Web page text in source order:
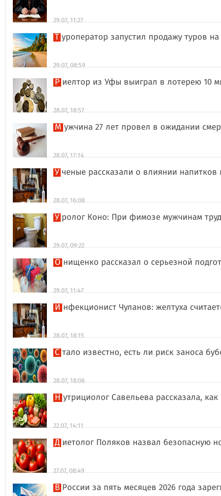
29.07, 11:27
Туроператор запустил продажу туров
29.07, 08:59
Риелтор из Уфы выиграл в лотерею 10
28.07, 18:57
Мужчина 27 лет провел в ожидании
28.07, 17:14
Ученые рассказали о влиянии
28.07, 16:08
Уролог Коно: При фимозе мужчинам
29.07, 09:22
Онищенко рассказал о серьезной
29.07, 11:47
Инфекционист Чуланов: желтуха
28.07, 18:15
Стало известно, есть ли риск заноса
28.07, 18:06
Нутрициолог Савельева рассказала,
22.07, 14:11
Диетолог Поляков назвал безопасную
27.07, 08:49
В России за пять месяцев 2026 года